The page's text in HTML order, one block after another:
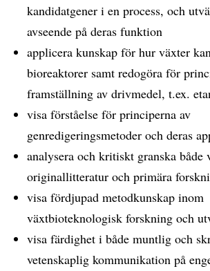
kandidatgener i en process, och
avseende på deras funktion
applicera kunskap för hur växter
bioreaktorer samt redogöra för
framställning av drivmedel, t.ex.
visa förståelse för principerna av
genredigeringsmetoder och deras
analysera och kritiskt granska
originallitteratur och primära
visa fördjupad metodkunskap inom
växtbioteknologisk forskning och
visa färdighet i både muntlig och
vetenskaplig kommunikation på